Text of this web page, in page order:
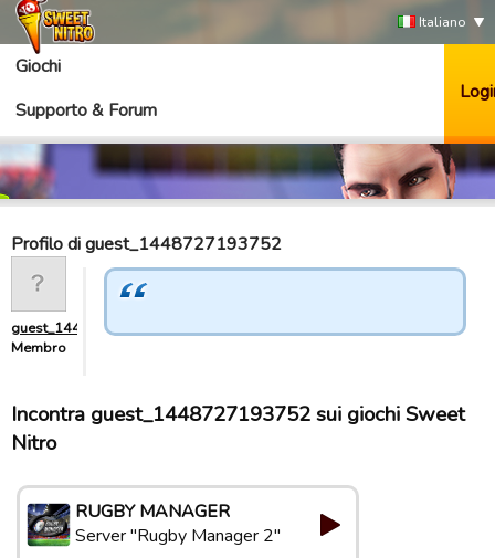
Italiano
Giochi
Supporto & Forum
Profilo di guest_1448727193752
guest_1448727193752
Membro
Incontra guest_1448727193752 sui giochi Sweet
Nitro
RUGBY MANAGER
Server "Rugby Manager 2"